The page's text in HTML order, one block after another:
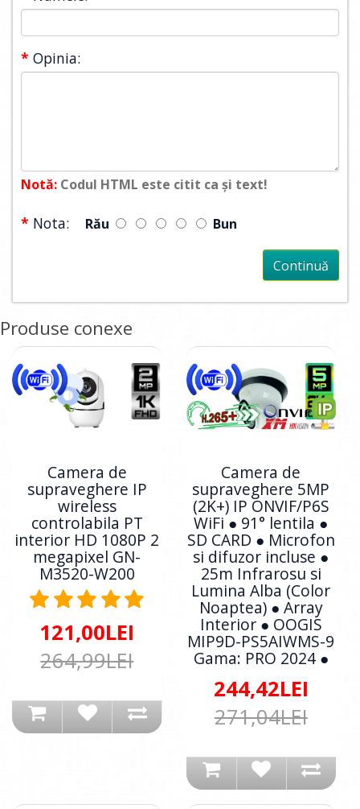
Opinia:
Notă: Codul HTML este citit ca şi text!
Nota: Rău Bun
Continuă
Produse conexe
Camera de
supraveghere IP
wireless
controlabila PT
interior HD 1080P 2
megapixel GN-
M3520-W200
121,00LEI
264,99LEI
Camera de
supraveghere 5MP
(2K+) IP ONVIF/P6S
WiFi ● 91° lentila ●
SD CARD ● Microfon
si difuzor incluse ●
25m Infrarosu si
Lumina Alba (Color
Noaptea) ● Array
Interior ● OOGIS
MIP9D-PS5AIWMS-9
Gama: PRO 2024 ●
244,42LEI
271,04LEI